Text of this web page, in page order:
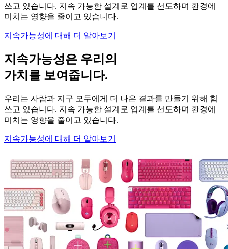
쓰고 있습니다. 지속 가능한 설계로 업계를 선도하며 환경에
미치는 영향을 줄이고 있습니다.
지속가능성에 대해 더 알아보기
지속가능성은 우리의
가치를 보여줍니다.
우리는 사람과 지구 모두에게 더 나은 결과를 만들기 위해 힘
쓰고 있습니다. 지속 가능한 설계로 업계를 선도하며 환경에
미치는 영향을 줄이고 있습니다.
지속가능성에 대해 더 알아보기